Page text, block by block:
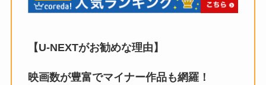
【U-NEXTがお勧めな理由】
映画数が豊富でマイナー作品も網羅！